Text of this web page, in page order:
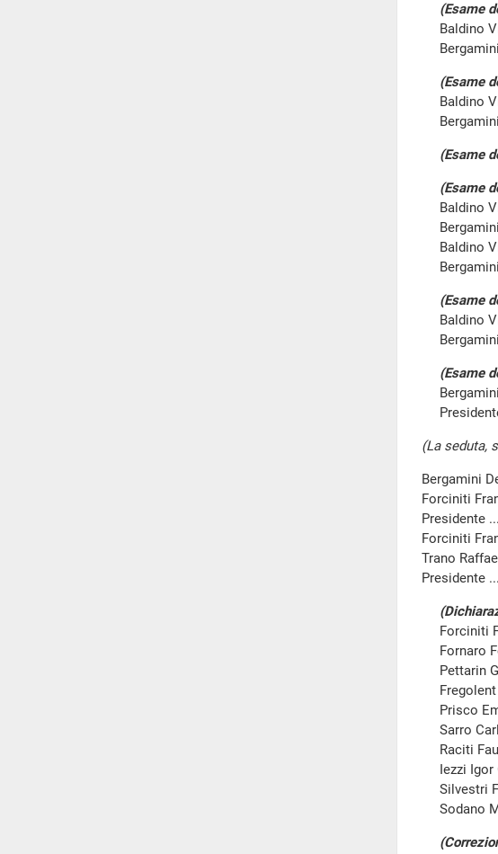
(Esame
Baldino
(Esame
Baldino
(Esame
(Esame
Baldino
Baldino
(Esame
Baldino
(Esame
(La seduta,
Bergamini
Forciniti
Presidente ...
Forciniti
Trano
Presidente ...
Forciniti
Fornaro
Pettarin
Prisco
Sarro
Raciti
Iezzi Igor
Silvestri
Sodano